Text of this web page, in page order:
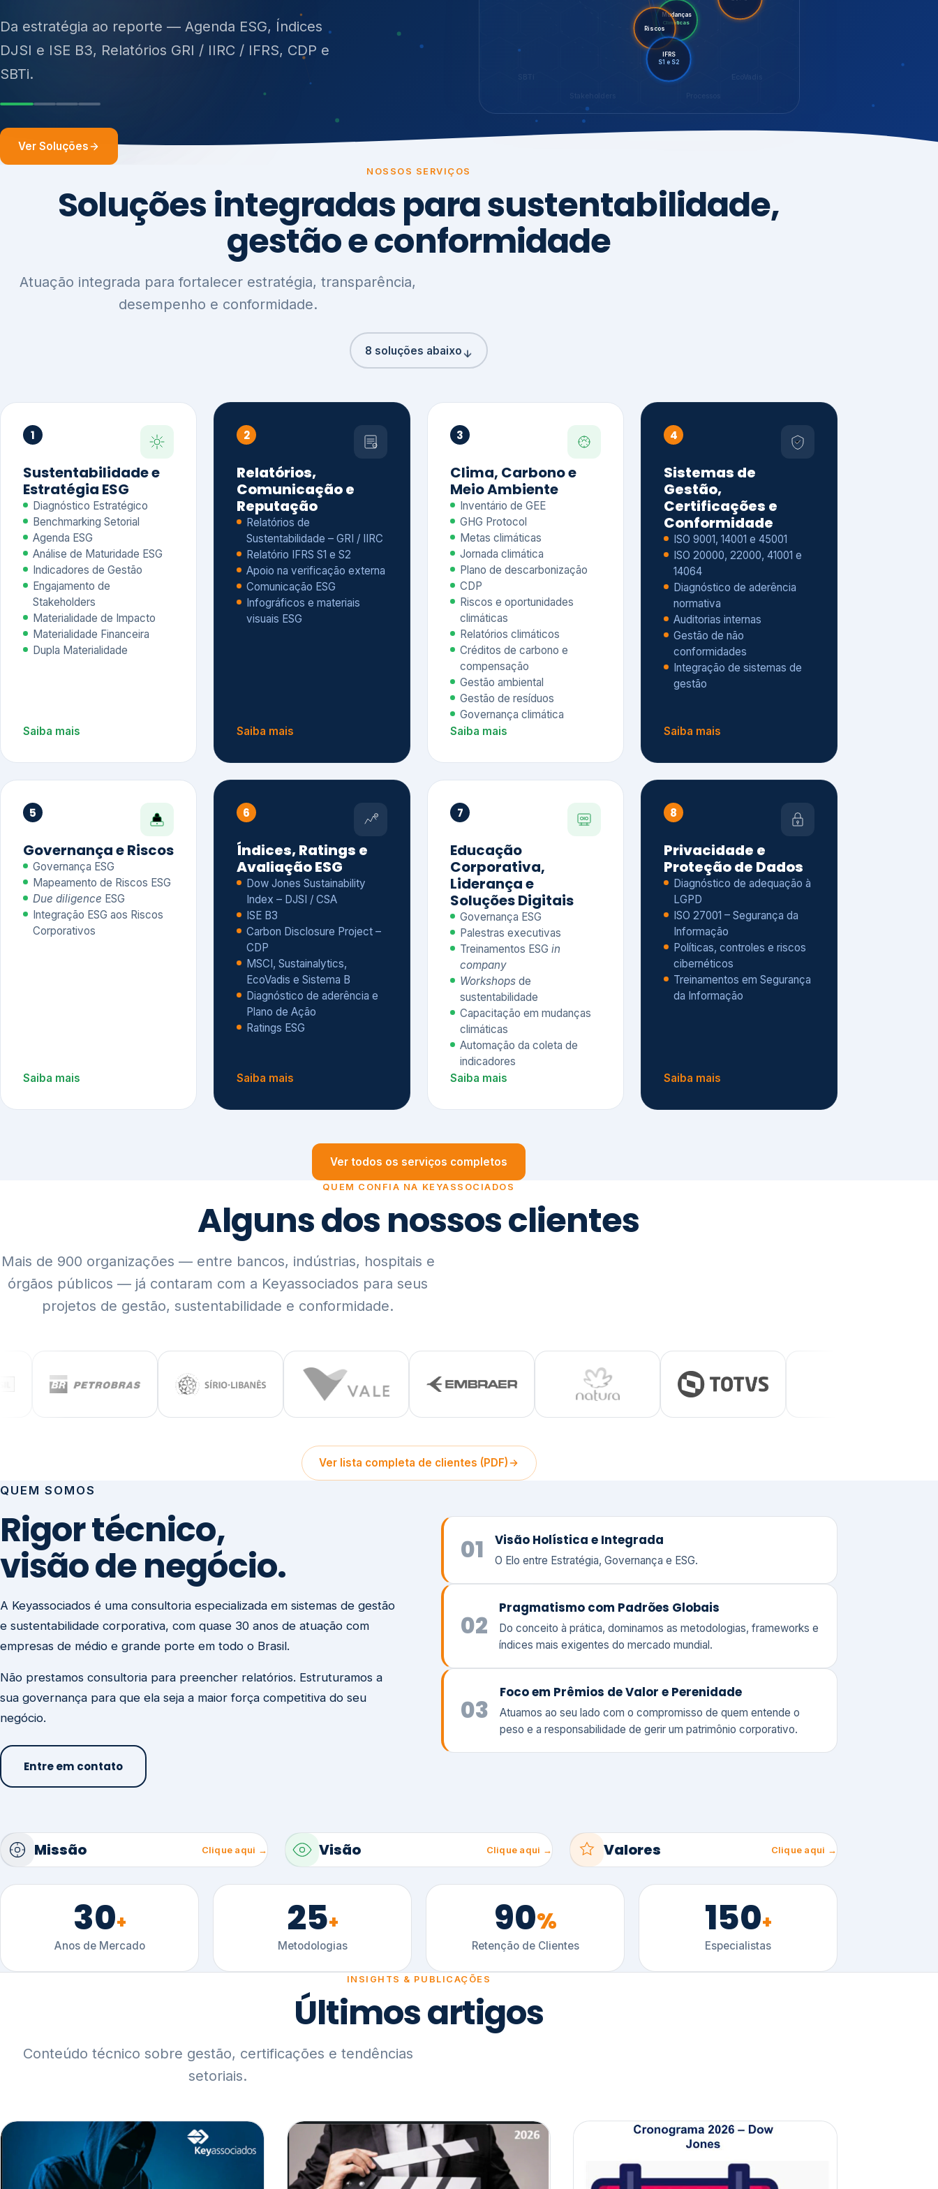
14001, ISO 45001, ONA e PNQ — Gestão de resíduos
sólidos (PGRS/PMGRS).
Ver Soluções
EcoVadis
Mudanças
Climáticas
Riscos
LGPD
IFRS
S1 e S2
NOSSOS SERVIÇOS
Soluções integradas para sustentabilidade,
gestão e conformidade
Atuação integrada para fortalecer estratégia, transparência,
desempenho e conformidade.
8 soluções abaixo
1
Sustentabilidade e
Estratégia ESG
Diagnóstico Estratégico
Benchmarking Setorial
Agenda ESG
Análise de Maturidade ESG
Indicadores de Gestão
Engajamento de
Stakeholders
Materialidade de Impacto
Materialidade Financeira
Dupla Materialidade
Saiba mais
2
Relatórios,
Comunicação e
Reputação
Relatórios de
Sustentabilidade – GRI / IIRC
Relatório IFRS S1 e S2
Apoio na verificação externa
Comunicação ESG
Infográficos e materiais
visuais ESG
Saiba mais
3
Clima, Carbono e
Meio Ambiente
Inventário de GEE
GHG Protocol
Metas climáticas
Jornada climática
Plano de descarbonização
CDP
Riscos e oportunidades
climáticas
Relatórios climáticos
Créditos de carbono e
compensação
Gestão ambiental
Gestão de resíduos
Governança climática
Saiba mais
4
Sistemas de
Gestão,
Certificações e
Conformidade
ISO 9001, 14001 e 45001
ISO 20000, 22000, 41001 e
14064
Diagnóstico de aderência
normativa
Auditorias internas
Gestão de não
conformidades
Integração de sistemas de
gestão
Saiba mais
5
Governança e Riscos
Governança ESG
Mapeamento de Riscos ESG
Due diligence ESG
Integração ESG aos Riscos
Corporativos
Saiba mais
6
Índices, Ratings e
Avaliação ESG
Dow Jones Sustainability
Index – DJSI / CSA
ISE B3
Carbon Disclosure Project –
CDP
MSCI, Sustainalytics,
EcoVadis e Sistema B
Diagnóstico de aderência e
Plano de Ação
Ratings ESG
Saiba mais
7
Educação
Corporativa,
Liderança e
Soluções Digitais
Governança ESG
Palestras executivas
Treinamentos ESG in
company
Workshops de
sustentabilidade
Capacitação em mudanças
climáticas
Automação da coleta de
indicadores
Saiba mais
8
Privacidade e
Proteção de Dados
Diagnóstico de adequação à
LGPD
ISO 27001 – Segurança da
Informação
Políticas, controles e riscos
cibernéticos
Treinamentos em Segurança
da Informação
Saiba mais
Ver todos os serviços completos
QUEM CONFIA NA KEYASSOCIADOS
Alguns dos nossos clientes
Mais de 900 organizações — entre bancos, indústrias, hospitais e
órgãos públicos — já contaram com a Keyassociados para seus
projetos de gestão, sustentabilidade e conformidade.
Ver lista completa de clientes (PDF)
QUEM SOMOS
Rigor técnico,
visão de negócio.
A Keyassociados é uma consultoria especializada em sistemas de gestão
e sustentabilidade corporativa, com quase 30 anos de atuação com
empresas de médio e grande porte em todo o Brasil.
Não prestamos consultoria para preencher relatórios. Estruturamos a
sua governança para que ela seja a maior força competitiva do seu
negócio.
Entre em contato
01 Visão Holística e Integrada
O Elo entre Estratégia, Governança e ESG.
02
Pragmatismo com Padrões Globais
Do conceito à prática, dominamos as metodologias, frameworks e
índices mais exigentes do mercado mundial.
03
Foco em Prêmios de Valor e Perenidade
Atuamos ao seu lado com o compromisso de quem entende o
peso e a responsabilidade de gerir um patrimônio corporativo.
Missão Clique aqui → Visão Clique aqui → Valores Clique aqui →
30+
Anos de Mercado
25+
Metodologias
90%
Retenção de Clientes
150+
Especialistas
INSIGHTS & PUBLICAÇÕES
Últimos artigos
Conteúdo técnico sobre gestão, certificações e tendências
setoriais.